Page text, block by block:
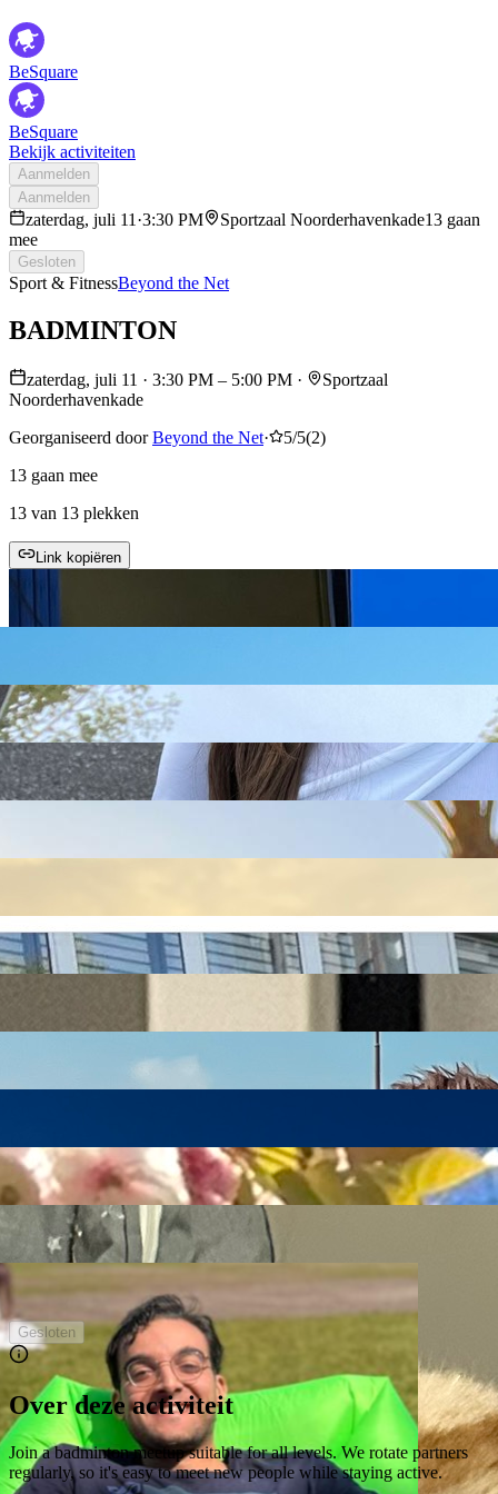
BeSquare
BeSquare
Bekijk activiteiten
Aanmelden
Aanmelden
zaterdag, juli 11 ·3:30 PM Sportzaal Noorderhavenkade13 gaan
mee
Gesloten
Sport & FitnessBeyond the Net
BADMINTON
zaterdag, juli 11 · 3:30 PM – 5:00 PM ·
Sportzaal
Noorderhavenkade
Georganiseerd door Beyond the Net· 5/5(2)
13 gaan mee
13 van 13 plekken
Link kopiëren
Gesloten
Over deze activiteit
Join a badminton meetup suitable for all levels. We rotate partners
regularly, so it's easy to meet new people while staying active.